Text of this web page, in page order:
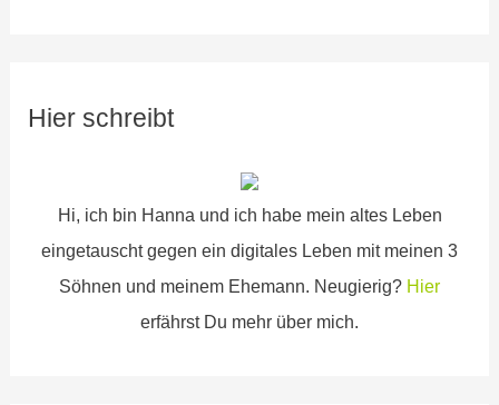
e
Hier schreibt
Hi, ich bin Hanna und ich habe mein altes Leben
eingetauscht gegen ein digitales Leben mit meinen 3
Söhnen und meinem Ehemann. Neugierig? Hier
erfährst Du mehr über mich.